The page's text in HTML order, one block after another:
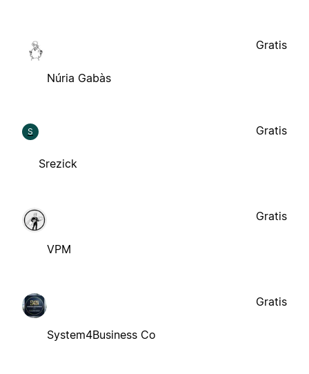
Núria Gabàs
Gratis
S
Srezick
Gratis
VPM
Gratis
System4Business Co
Gratis